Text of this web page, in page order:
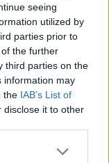
seeing
utilized by
parties prior to
the further
third parties on the
information may
the IAB’s List of
disclose it to other